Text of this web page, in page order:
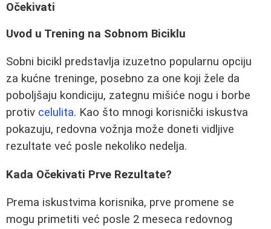
Očekivati
Uvod u Trening na Sobnom Biciklu
Sobni bicikl predstavlja izuzetno popularnu opciju
za kućne treninge, posebno za one koji žele da
poboljšaju kondiciju, zategnu mišiće nogu i borbe
protiv celulita. Kao što mnogi korisnički iskustva
pokazuju, redovna vožnja može doneti vidljive
rezultate već posle nekoliko nedelja.
Kada Očekivati Prve Rezultate?
Prema iskustvima korisnika, prve promene se
mogu primetiti već posle 2 meseca redovnog